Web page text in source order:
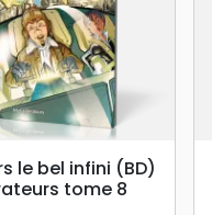
RAPIDE
le bel infini (BD)
tome 8